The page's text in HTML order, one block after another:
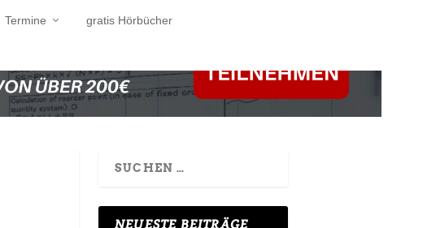
Termine gratis Hörbücher
NEUESTE BEITRÄGE